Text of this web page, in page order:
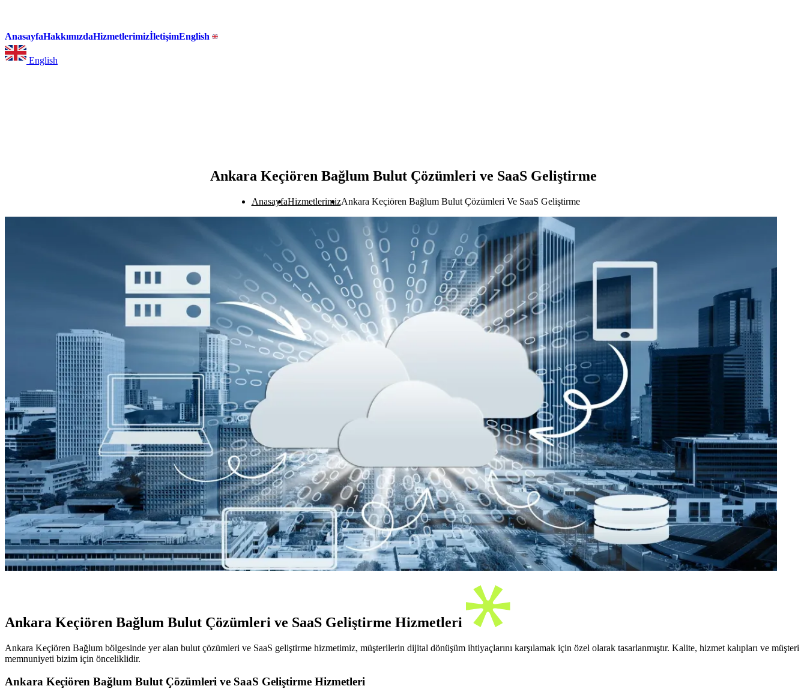
AnasayfaHakkımızdaHizmetlerimizİletişimEnglish
English
Ankara Keçiören Bağlum Bulut Çözümleri ve SaaS Geliştirme
AnasayfaHizmetlerimizAnkara Keçiören Bağlum Bulut Çözümleri Ve SaaS Geliştirme
Ankara Keçiören Bağlum Bulut Çözümleri ve SaaS Geliştirme Hizmetleri
Ankara Keçiören Bağlum bölgesinde yer alan bulut çözümleri ve SaaS geliştirme hizmetimiz, müşterilerin dijital dönüşüm ihtiyaçlarını karşılamak için özel olarak tasarlanmıştır. Kalite, hizmet kalıpları ve müşteri
memnuniyeti bizim için önceliklidir.
Ankara Keçiören Bağlum Bulut Çözümleri ve SaaS Geliştirme Hizmetleri